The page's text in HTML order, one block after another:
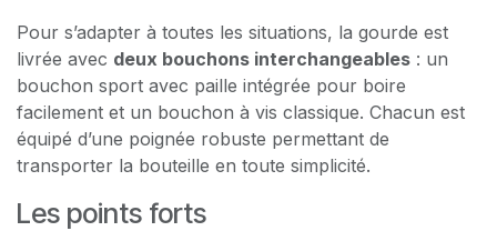
Pour s’adapter à toutes les situations, la gourde est
livrée avec deux bouchons interchangeables : un
bouchon sport avec paille intégrée pour boire
facilement et un bouchon à vis classique. Chacun est
équipé d’une poignée robuste permettant de
transporter la bouteille en toute simplicité.
Les points forts